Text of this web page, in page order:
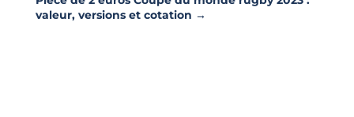
valeur, versions et cotation →